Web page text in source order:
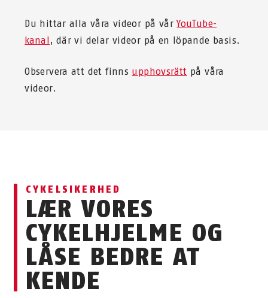
Du hittar alla våra videor på vårYouTube-
kanal, där vi delar videor på en löpande basis.
Observera att det finns upphovsrätt på våra
videor.
CYKELSIKERHED
LÆR VORES
CYKELHJELME OG
LÅSE BEDRE AT
KENDE